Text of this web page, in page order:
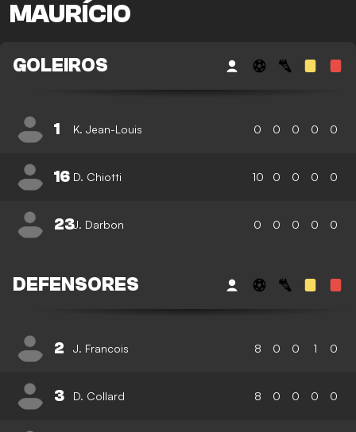
MAURÍCIO
GOLEIROS
1 K. Jean-Louis 0 0 0 0 0
16 D. Chiotti 10 0 0 0 0
23J. Darbon 0 0 0 0 0
DEFENSORES
2 J. Francois 8 0 0 1 0
3 D. Collard 8 0 0 0 0